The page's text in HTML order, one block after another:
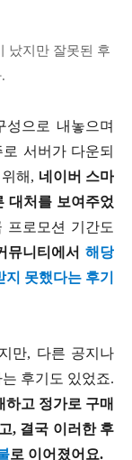
났지만 잘못된 후
으로 내놓으며
서버가 다운되
해, 네이버 스마
대처를 보여주었
프로모션 기간도
뮤니티에서해당
못했다는 후기
만, 다른 공지나
후기도 있었죠.
고 정가로 구매
, 결국 이러한 후
로 이어졌어요.